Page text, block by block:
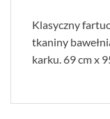
Klasyczny
tkaniny
karku. 69 cm x